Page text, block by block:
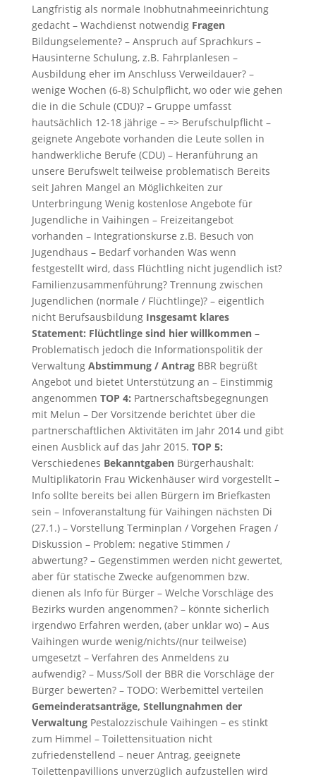
Langfristig als normale Inobhutnahmeeinrichtung
gedacht – Wachdienst notwendig Fragen
Bildungselemente? – Anspruch auf Sprachkurs –
Hausinterne Schulung, z.B. Fahrplanlesen –
Ausbildung eher im Anschluss Verweildauer? –
wenige Wochen (6-8) Schulpflicht, wo oder wie gehen
die in die Schule (CDU)? – Gruppe umfasst
hautsächlich 12-18 jährige – => Berufschulpflicht –
geignete Angebote vorhanden die Leute sollen in
handwerkliche Berufe (CDU) – Heranführung an
unsere Berufswelt teilweise problematisch Bereits
seit Jahren Mangel an Möglichkeiten zur
Unterbringung Wenig kostenlose Angebote für
Jugendliche in Vaihingen – Freizeitangebot
vorhanden – Integrationskurse z.B. Besuch von
Jugendhaus – Bedarf vorhanden Was wenn
festgestellt wird, dass Flüchtling nicht jugendlich ist?
Familienzusammenführung? Trennung zwischen
Jugendlichen (normale / Flüchtlinge)? – eigentlich
nicht Berufsausbildung Insgesamt klares
Statement: Flüchtlinge sind hier willkommen–
Problematisch jedoch die Informationspolitik der
Verwaltung Abstimmung / AntragBBR begrüßt
Angebot und bietet Unterstützung an – Einstimmig
angenommen TOP 4: Partnerschaftsbegegnungen
mit Melun – Der Vorsitzende berichtet über die
partnerschaftlichen Aktivitäten im Jahr 2014 und gibt
einen Ausblick auf das Jahr 2015. TOP 5:
Verschiedenes BekanntgabenBürgerhaushalt:
Multiplikatorin Frau Wickenhäuser wird vorgestellt –
Info sollte bereits bei allen Bürgern im Briefkasten
sein – Infoveranstaltung für Vaihingen nächsten Di
(27.1.) – Vorstellung Terminplan / Vorgehen Fragen /
Diskussion – Problem: negative Stimmen /
abwertung? – Gegenstimmen werden nicht gewertet,
aber für statische Zwecke aufgenommen bzw.
dienen als Info für Bürger – Welche Vorschläge des
Bezirks wurden angenommen? – könnte sicherlich
irgendwo Erfahren werden, (aber unklar wo) – Aus
Vaihingen wurde wenig/nichts/(nur teilweise)
umgesetzt – Verfahren des Anmeldens zu
aufwendig? – Muss/Soll der BBR die Vorschläge der
Bürger bewerten? – TODO: Werbemittel verteilen
Gemeinderatsanträge, Stellungnahmen der
VerwaltungPestalozzischule Vaihingen – es stinkt
zum Himmel – Toilettensituation nicht
zufriedenstellend – neuer Antrag, geeignete
Toilettenpavillions unverzüglich aufzustellen wird